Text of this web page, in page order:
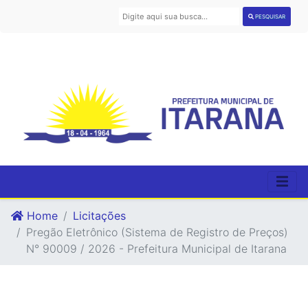
PESQUISAR
Home
Licitações
Pregão Eletrônico (Sistema de Registro de Preços)
N° 90009 / 2026 - Prefeitura Municipal de Itarana